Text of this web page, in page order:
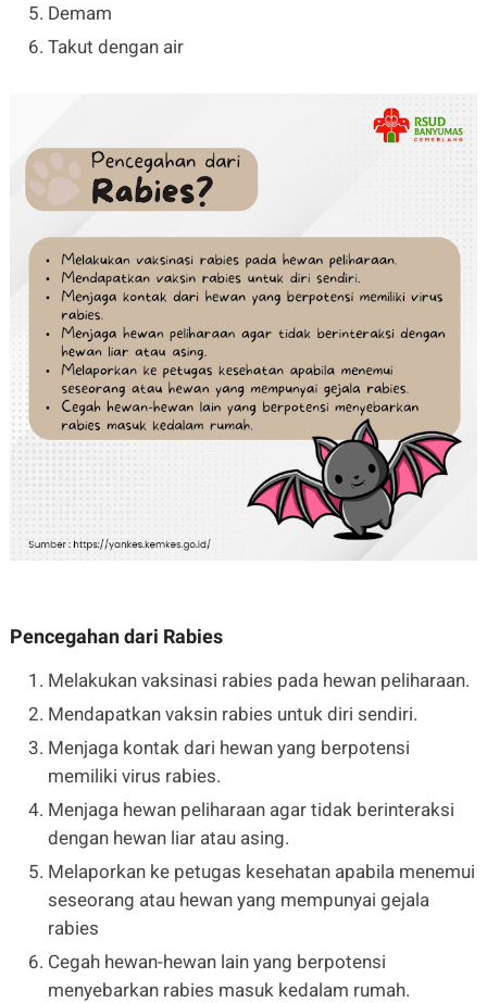
Demam
Takut dengan air
Pencegahan dari Rabies
Melakukan vaksinasi rabies pada hewan peliharaan.
Mendapatkan vaksin rabies untuk diri sendiri.
Menjaga kontak dari hewan yang berpotensi
memiliki virus rabies.
Menjaga hewan peliharaan agar tidak berinteraksi
dengan hewan liar atau asing.
Melaporkan ke petugas kesehatan apabila menemui
seseorang atau hewan yang mempunyai gejala
rabies
Cegah hewan-hewan lain yang berpotensi
menyebarkan rabies masuk kedalam rumah.